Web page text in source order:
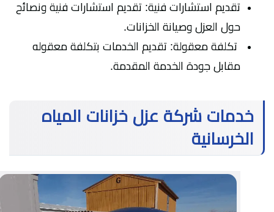
تقديم استشارات فنية: تقديم استشارات فنية ونصائح
حول العزل وصيانة الخزانات.
تكلفة معقولة: تقديم الخدمات بتكلفة معقوله
مقابل جودة الخدمة المقدمة.
خدمات شركة عزل خزانات المياه
الخرسانية